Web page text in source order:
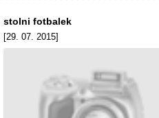
stolni fotbalek
[29. 07. 2015]